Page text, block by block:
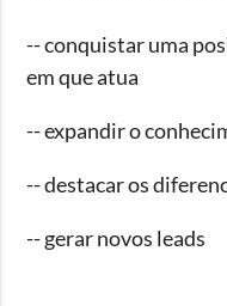
-- conquistar uma
em que atua
-- expandir o
-- destacar os
-- gerar novos leads